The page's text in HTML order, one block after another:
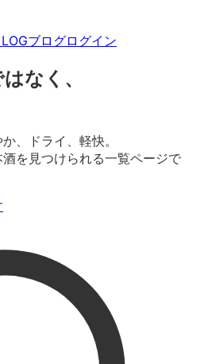
ブログログイン
なく、
、ドライ、軽快。
を見つけられる一覧ページで